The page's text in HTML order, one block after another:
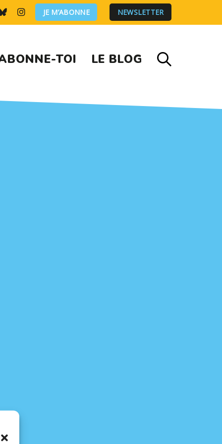
JE M’ABONNE NEWSLETTER
TOI LE BLOG